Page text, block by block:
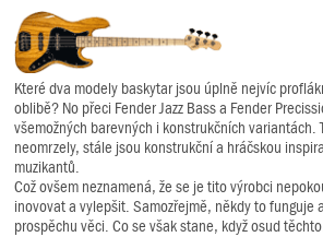
Které dva modely baskytar jsou úplně nejvíc
oblibě? No přeci Fender Jazz Bass a Fender
všemožných barevných i konstrukčních variantách.
neomrzely, stále jsou konstrukční a hráčskou
muzikantů.
Což ovšem neznamená, že se je tito výrobci
inovovat a vylepšit. Samozřejmě, někdy to funguje
prospěchu věci. Co se však stane, když osud